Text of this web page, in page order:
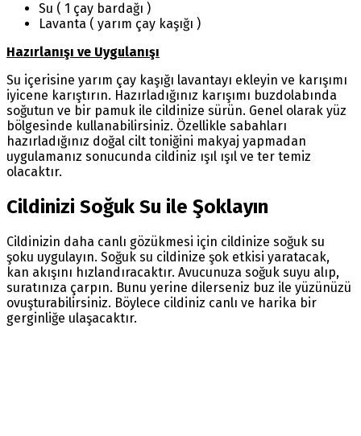
Su ( 1 çay bardağı )
Lavanta ( yarım çay kaşığı )
Hazırlanışı ve Uygulanışı
Su içerisine yarım çay kaşığı lavantayı ekleyin ve karışımı
iyicene karıştırın. Hazırladığınız karışımı buzdolabında
soğutun ve bir pamuk ile cildinize sürün. Genel olarak yüz
bölgesinde kullanabilirsiniz. Özellikle sabahları
hazırladığınız doğal cilt toniğini makyaj yapmadan
uygulamanız sonucunda cildiniz ışıl ışıl ve ter temiz
olacaktır.
Cildinizi Soğuk Su ile Şoklayın
Cildinizin daha canlı gözükmesi için cildinize soğuk su
şoku uygulayın. Soğuk su cildinize şok etkisi yaratacak,
kan akışını hızlandıracaktır. Avucunuza soğuk suyu alıp,
suratınıza çarpın. Bunu yerine dilerseniz buz ile yüzünüzü
ovuşturabilirsiniz. Böylece cildiniz canlı ve harika bir
gerginliğe ulaşacaktır.